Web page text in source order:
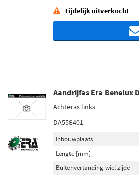
Tijdelijk uitverkocht
Aandrijfas Era Benelux
Achteras links
DA558401
Inbouwplaats
Lengte [mm]
Buitenvertanding wiel zijde